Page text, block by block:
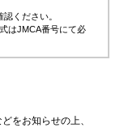
ください。
はJMCA番号にて必
をお知らせの上、